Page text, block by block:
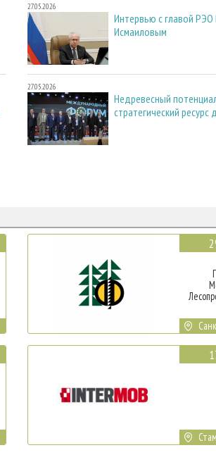
27.05.2026
Интервью с главой
Исмаиловым
27.05.2026
Недревесный
стратегический ресурс